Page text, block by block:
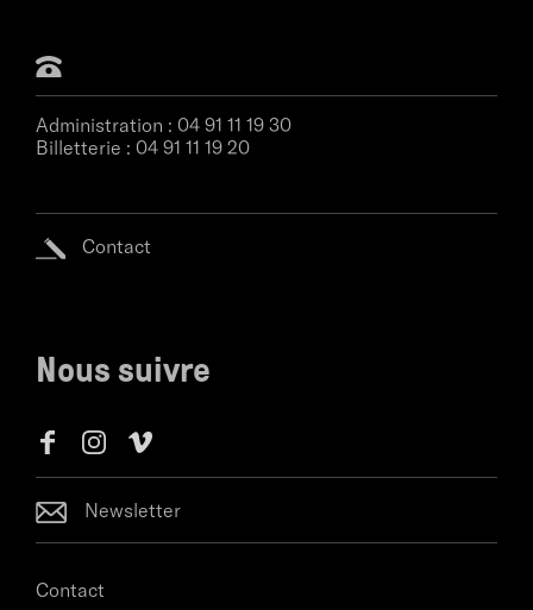
Administration : 04 91 11 19 30
Billetterie : 04 91 11 19 20
Contact
Nous suivre
Newsletter
Contact